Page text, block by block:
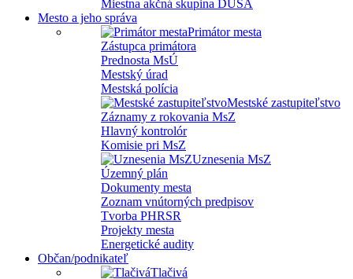
Miestna akčná skupina DUŠA
Mesto a jeho správa
Primátor mesta
Zástupca primátora
Prednosta MsÚ
Mestský úrad
Mestská polícia
Mestské zastupiteľstvo
Záznamy z rokovania MsZ
Hlavný kontrolór
Komisie pri MsZ
Uznesenia MsZ
Územný plán
Dokumenty mesta
Zoznam vnútorných predpisov
Tvorba PHRSR
Projekty mesta
Energetické audity
Občan/podnikateľ
Tlačivá